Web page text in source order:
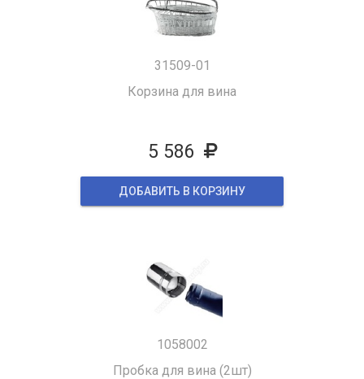
31509-01
Корзина для вина
5 586
ДОБАВИТЬ В КОРЗИНУ
1058002
Пробка для вина (2шт)